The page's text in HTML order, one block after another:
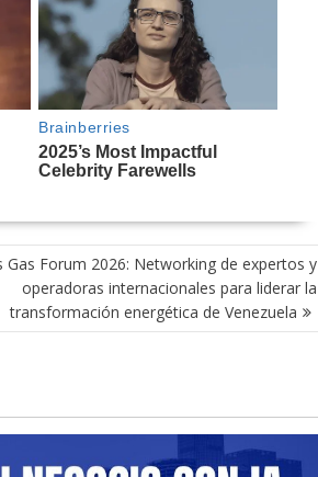
Gas Forum 2026: Networking de expertos y
operadoras internacionales para liderar la
transformación energética de Venezuela